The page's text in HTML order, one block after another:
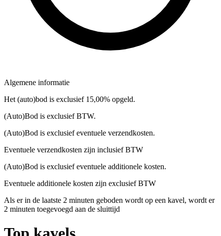
Algemene informatie
Het (auto)bod is exclusief 15,00% opgeld.
(Auto)Bod is exclusief BTW.
(Auto)Bod is exclusief eventuele verzendkosten.
Eventuele verzendkosten zijn inclusief BTW
(Auto)Bod is exclusief eventuele additionele kosten.
Eventuele additionele kosten zijn exclusief BTW
Als er in de laatste 2 minuten geboden wordt op een kavel, wordt er
2 minuten toegevoegd aan de sluittijd